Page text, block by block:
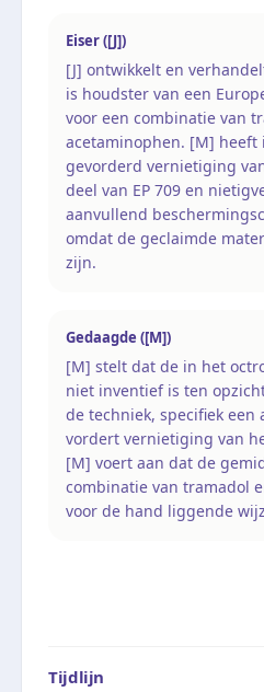
Eiser ([J])
[J] ontwikkelt en
is houdster van een
voor een combinatie van
acetaminophen. [M] heeft
gevorderd vernietiging
deel van EP 709 en
aanvullend
omdat de geclaimde
zijn.
Gedaagde ([M])
[M] stelt dat de in het
niet inventief is ten
de techniek, specifiek een
vordert vernietiging van
[M] voert aan dat de
combinatie van tramadol
voor de hand liggende
Tijdlijn